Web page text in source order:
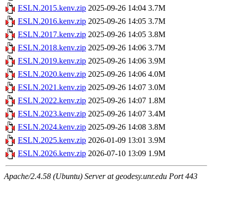
ESLN.2015.kenv.zip 2025-09-26 14:04 3.7M
ESLN.2016.kenv.zip 2025-09-26 14:05 3.7M
ESLN.2017.kenv.zip 2025-09-26 14:05 3.8M
ESLN.2018.kenv.zip 2025-09-26 14:06 3.7M
ESLN.2019.kenv.zip 2025-09-26 14:06 3.9M
ESLN.2020.kenv.zip 2025-09-26 14:06 4.0M
ESLN.2021.kenv.zip 2025-09-26 14:07 3.0M
ESLN.2022.kenv.zip 2025-09-26 14:07 1.8M
ESLN.2023.kenv.zip 2025-09-26 14:07 3.4M
ESLN.2024.kenv.zip 2025-09-26 14:08 3.8M
ESLN.2025.kenv.zip 2026-01-09 13:01 3.9M
ESLN.2026.kenv.zip 2026-07-10 13:09 1.9M
Apache/2.4.58 (Ubuntu) Server at geodesy.unr.edu Port 443